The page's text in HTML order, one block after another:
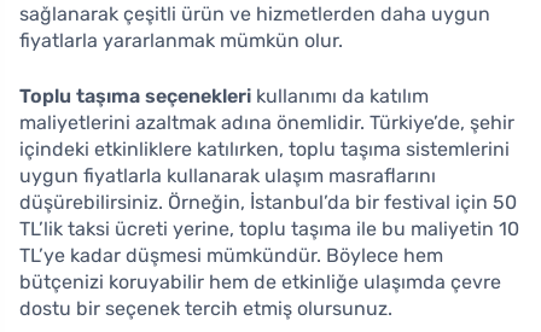
sağlanarak çeşitli ürün ve hizmetlerden daha uygun
fiyatlarla yararlanmak mümkün olur.
Toplu taşıma seçenekleri kullanımı da katılım
maliyetlerini azaltmak adına önemlidir. Türkiye’de, şehir
içindeki etkinliklere katılırken, toplu taşıma sistemlerini
uygun fiyatlarla kullanarak ulaşım masraflarını
düşürebilirsiniz. Örneğin, İstanbul’da bir festival için 50
TL’lik taksi ücreti yerine, toplu taşıma ile bu maliyetin 10
TL’ye kadar düşmesi mümkündür. Böylece hem
bütçenizi koruyabilir hem de etkinliğe ulaşımda çevre
dostu bir seçenek tercih etmiş olursunuz.